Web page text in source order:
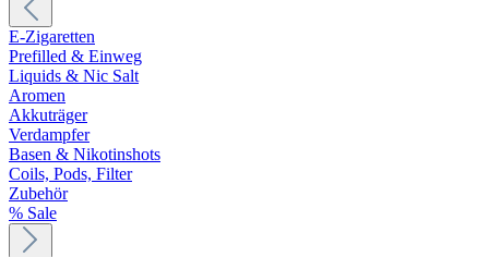
E-Zigaretten
Prefilled & Einweg
Liquids & Nic Salt
Aromen
Akkuträger
Verdampfer
Basen & Nikotinshots
Coils, Pods, Filter
Zubehör
% Sale